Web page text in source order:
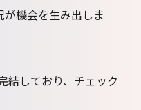
機会を生み出しま
結しており、チェック